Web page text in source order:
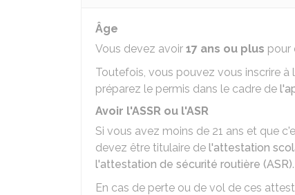
Âge
Vous devez avoir 17 ans ou plus pour
Toutefois, vous pouvez vous inscrire à
préparez le permis dans le cadre de
Avoir l'ASSR ou l'ASR
Si vous avez moins de 21 ans et que
devez être titulaire de l'attestation
l'attestation de sécurité routière (ASR).
En cas de perte ou de vol de ces